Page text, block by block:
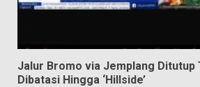
Jalur Bromo via Jemplang Ditutup
Dibatasi Hingga ‘Hillside’